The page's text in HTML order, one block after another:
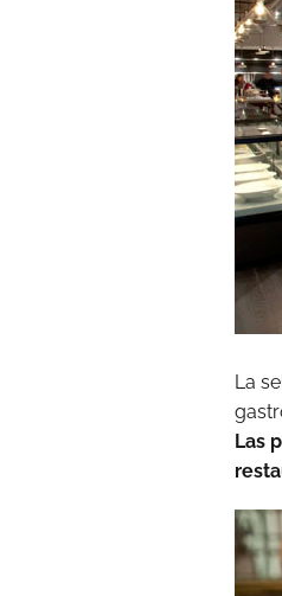
La
Las